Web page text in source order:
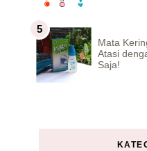
Mata
Atasi
Saja!